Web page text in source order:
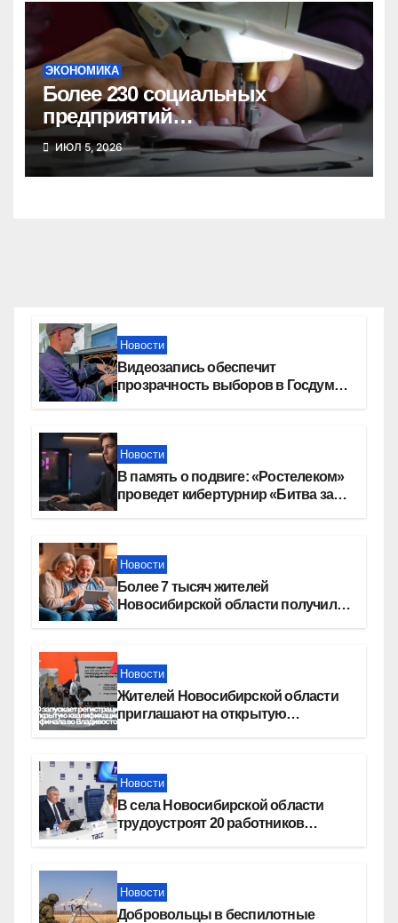
ЭКОНОМИКА
Более 230 социальных
предприятий
зарегистрировано в
Новосибирской области
ИЮЛ 5, 2026
Новости
Видеозапись обеспечит
прозрачность выборов в Госдуму
Новости
В память о подвиге: «Ростелеком»
проведет кибертурнир «Битва за
Новости
Более 7 тысяч жителей
Новосибирской области получили
Новости
Жителей Новосибирской области
приглашают на открытую
Новости
В села Новосибирской области
трудоустроят 20 работников
Новости
Добровольцы в беспилотные